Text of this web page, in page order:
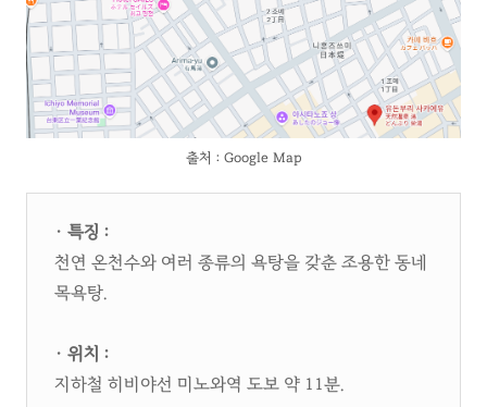
출처 : Google Map
· 특징 :
천연 온천수와 여러 종류의 욕탕을 갖춘 조용한 동네
목욕탕.​
· 위치 :
지하철 히비야선 미노와역 도보 약 11분.​